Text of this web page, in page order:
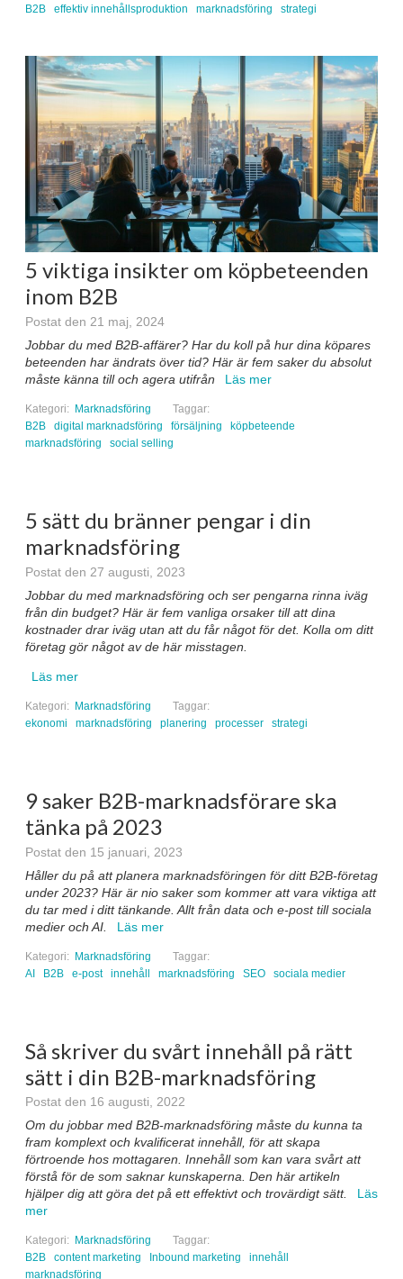
B2B
effektiv innehållsproduktion marknadsföring strategi
5 viktiga insikter om köpbeteenden
inom B2B
Postat den 21 maj, 2024
Jobbar du med B2B-affärer? Har du koll på hur dina köpares
beteenden har ändrats över tid? Här är fem saker du absolut
måste känna till och agera utifrån
Läs mer
Kategori: Marknadsföring
Taggar:
B2B
digital marknadsföring försäljning
köpbeteende
marknadsföring
social selling
5 sätt du bränner pengar i din
marknadsföring
Postat den 27 augusti, 2023
Jobbar du med marknadsföring och ser pengarna rinna iväg
från din budget? Här är fem vanliga orsaker till att dina
kostnader drar iväg utan att du får något för det. Kolla om ditt
företag gör något av de här misstagen.
Läs mer
Kategori: Marknadsföring
Taggar:
ekonomi
marknadsföring planering processer strategi
9 saker B2B-marknadsförare ska
tänka på 2023
Postat den 15 januari, 2023
Håller du på att planera marknadsföringen för ditt B2B-företag
under 2023? Här är nio saker som kommer att vara viktiga att
du tar med i ditt tänkande. Allt från data och e-post till sociala
medier och AI.
Läs mer
Kategori: Marknadsföring
Taggar:
AI
B2B e-post innehåll marknadsföring SEO sociala medier
Så skriver du svårt innehåll på rätt
sätt i din B2B-marknadsföring
Postat den 16 augusti, 2022
Om du jobbar med B2B-marknadsföring måste du kunna ta
fram komplext och kvalificerat innehåll, för att skapa
förtroende hos mottagaren. Innehåll som kan vara svårt att
förstå för de som saknar kunskaperna. Den här artikeln
hjälper dig att göra det på ett effektivt och trovärdigt sätt.
Läs
mer
Kategori: Marknadsföring
Taggar:
B2B
content marketing Inbound marketing
innehåll
marknadsföring